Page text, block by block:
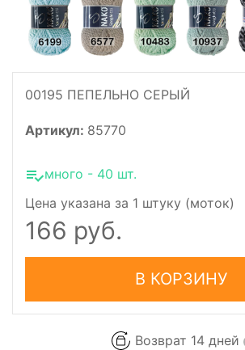
00195 ПЕПЕЛЬНО СЕРЫЙ
Артикул: 85770
Цена указана за 1 штуку (моток)
много - 40 шт.
166 руб.
В КОРЗИНУ
Возврат 14 дней